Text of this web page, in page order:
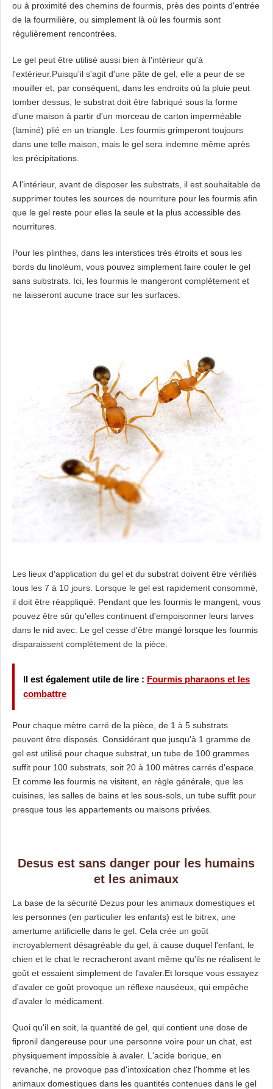
ou à proximité des chemins de fourmis, près des points d'entrée
de la fourmilière, ou simplement là où les fourmis sont
régulièrement rencontrées.
Le gel peut être utilisé aussi bien à l'intérieur qu'à
l'extérieur.Puisqu'il s'agit d'une pâte de gel, elle a peur de se
mouiller et, par conséquent, dans les endroits où la pluie peut
tomber dessus, le substrat doit être fabriqué sous la forme
d'une maison à partir d'un morceau de carton imperméable
(laminé) plié en un triangle. Les fourmis grimperont toujours
dans une telle maison, mais le gel sera indemne même après
les précipitations.
A l'intérieur, avant de disposer les substrats, il est souhaitable de
supprimer toutes les sources de nourriture pour les fourmis afin
que le gel reste pour elles la seule et la plus accessible des
nourritures.
Pour les plinthes, dans les interstices très étroits et sous les
bords du linoléum, vous pouvez simplement faire couler le gel
sans substrats. Ici, les fourmis le mangeront complètement et
ne laisseront aucune trace sur les surfaces.
Les lieux d'application du gel et du substrat doivent être vérifiés
tous les 7 à 10 jours. Lorsque le gel est rapidement consommé,
il doit être réappliqué. Pendant que les fourmis le mangent, vous
pouvez être sûr qu'elles continuent d'empoisonner leurs larves
dans le nid avec. Le gel cesse d'être mangé lorsque les fourmis
disparaissent complètement de la pièce.
Il est également utile de lire : Fourmis pharaons et les
combattre
Pour chaque mètre carré de la pièce, de 1 à 5 substrats
peuvent être disposés. Considérant que jusqu'à 1 gramme de
gel est utilisé pour chaque substrat, un tube de 100 grammes
suffit pour 100 substrats, soit 20 à 100 mètres carrés d'espace.
Et comme les fourmis ne visitent, en règle générale, que les
cuisines, les salles de bains et les sous-sols, un tube suffit pour
presque tous les appartements ou maisons privées.
Desus est sans danger pour les humains
et les animaux
La base de la sécurité Dezus pour les animaux domestiques et
les personnes (en particulier les enfants) est le bitrex, une
amertume artificielle dans le gel. Cela crée un goût
incroyablement désagréable du gel, à cause duquel l'enfant, le
chien et le chat le recracheront avant même qu'ils ne réalisent le
goût et essaient simplement de l'avaler.Et lorsque vous essayez
d'avaler ce goût provoque un réflexe nauséeux, qui empêche
d'avaler le médicament.
Quoi qu'il en soit, la quantité de gel, qui contient une dose de
fipronil dangereuse pour une personne voire pour un chat, est
physiquement impossible à avaler. L'acide borique, en
revanche, ne provoque pas d'intoxication chez l'homme et les
animaux domestiques dans les quantités contenues dans le gel